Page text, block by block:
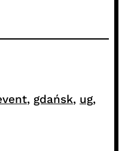
, gdańsk, ug ,